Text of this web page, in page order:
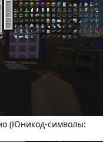
(Юникод-символы: